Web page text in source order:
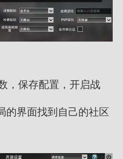
，保存配置，开启战
的界面找到自己的社区